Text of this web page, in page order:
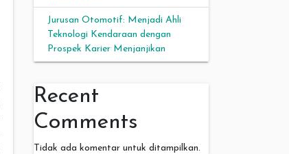
Jurusan Otomotif: Menjadi Ahli
Teknologi Kendaraan dengan
Prospek Karier Menjanjikan
Recent
Comments
Tidak ada komentar untuk ditampilkan.